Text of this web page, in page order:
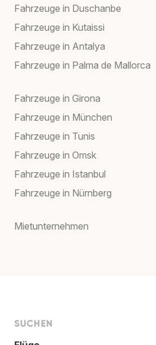
Fahrzeuge in Duschanbe
Fahrzeuge in Kutaissi
Fahrzeuge in Antalya
Fahrzeuge in Palma de Mallorca
Fahrzeuge in Girona
Fahrzeuge in München
Fahrzeuge in Tunis
Fahrzeuge in Omsk
Fahrzeuge in Istanbul
Fahrzeuge in Nürnberg
Mietunternehmen
SUCHEN